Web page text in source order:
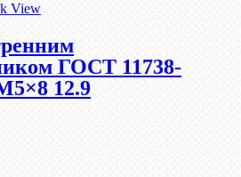
View
ГОСТ 11738-
12.9